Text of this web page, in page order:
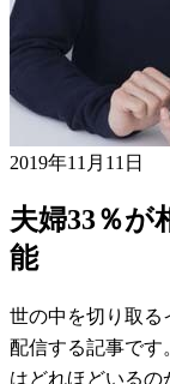
2019年11月11日
夫婦33％が
能
世の中を切り取
配信する記事です
はどれほどいるの